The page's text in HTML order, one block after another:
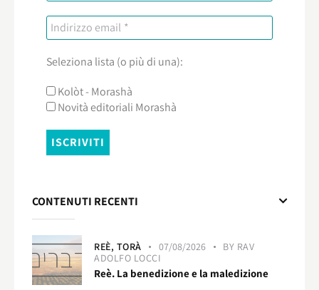
Seleziona lista (o più di una):
Kolòt - Morashà
Novità editoriali Morashà
CONTENUTI RECENTI
REÈ, TORÀ 07/08/2026 BY RAV
ADOLFO LOCCI
Reè. La benedizione e la maledizione